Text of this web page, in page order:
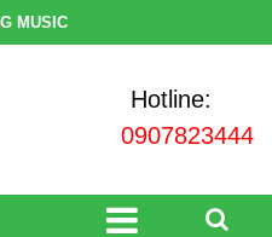
MUSIC
Hotline:
0907823444